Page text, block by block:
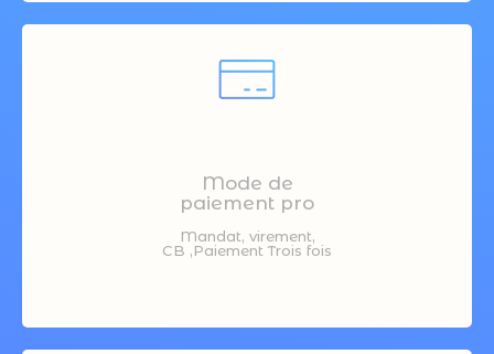
Mode de
paiement pro
Mandat, virement,
CB ,Paiement Trois fois